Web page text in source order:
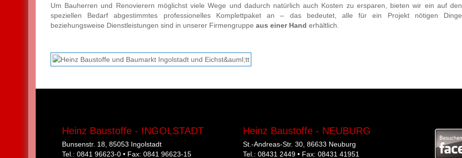
Um Bauherren und Renovierern möglichst viele Wege und dadurch natürlich auch Kosten zu ersparen, bieten wir ein auf den
speziellen Bedarf abgestimmtes professionelles Komplettpaket an – das bedeutet, alle für ein Projekt nötigen Dinge
beziehungsweise Dienstleistungen sind in unserer Firmengruppe aus einer Hand erhältlich.
Heinz Baustoffe - INGOLSTADT
Bunsenstr. 18, 85053 Ingolstadt
Tel.: 0841 96623-0 • Fax: 0841 96623-15
Heinz Baustoffe - NEUBURG
St.-Andreas-Str. 30, 86633 Neuburg
Tel.: 08431 2449 • Fax: 08431 41951